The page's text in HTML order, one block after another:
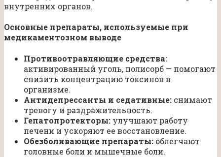
внутренних органов.
Основные препараты, используемые при
медикаментозном выводе
Противоотравляющие средства:
активированный уголь, полисорб — помогают
снизить концентрацию токсинов в
организме.
Антидепрессанты и седативные: снимают
тревогу и раздражительность.
Гепатопротекторы: улучшают работу
печени и ускоряют ее восстановление.
Обезболивающие препараты: облегчают
головные боли и мышечные боли.